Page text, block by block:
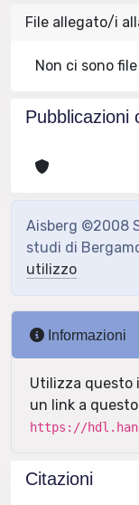
File allegato/i
Non ci sono
Pubblicazioni
Aisberg ©2008
studi di
utilizzo
Informazioni
Utilizza questo
un link a
https://
Citazioni